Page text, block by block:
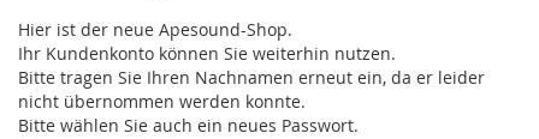
Hier ist der neue Apesound-Shop.
Ihr Kundenkonto können Sie weiterhin nutzen.
Bitte tragen Sie Ihren Nachnamen erneut ein, da er leider
nicht übernommen werden konnte.
Bitte wählen Sie auch ein neues Passwort.